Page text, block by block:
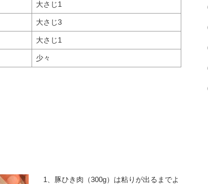
大さじ1
大さじ3
大さじ1
少々
1、豚ひき肉（300g）は粘りが出るまでよ